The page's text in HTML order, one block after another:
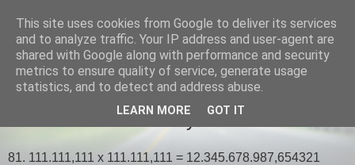
El Otro Lao
20 Cosas curiosas V y final
81. 111.111,111 x 111.111,111 = 12.345.678.987,654321
This site uses cookies from Google to deliver its services
and to analyze traffic. Your IP address and user-agent are
shared with Google along with performance and security
metrics to ensure quality of service, generate usage
statistics, and to detect and address abuse.
LEARN MORE GOT IT